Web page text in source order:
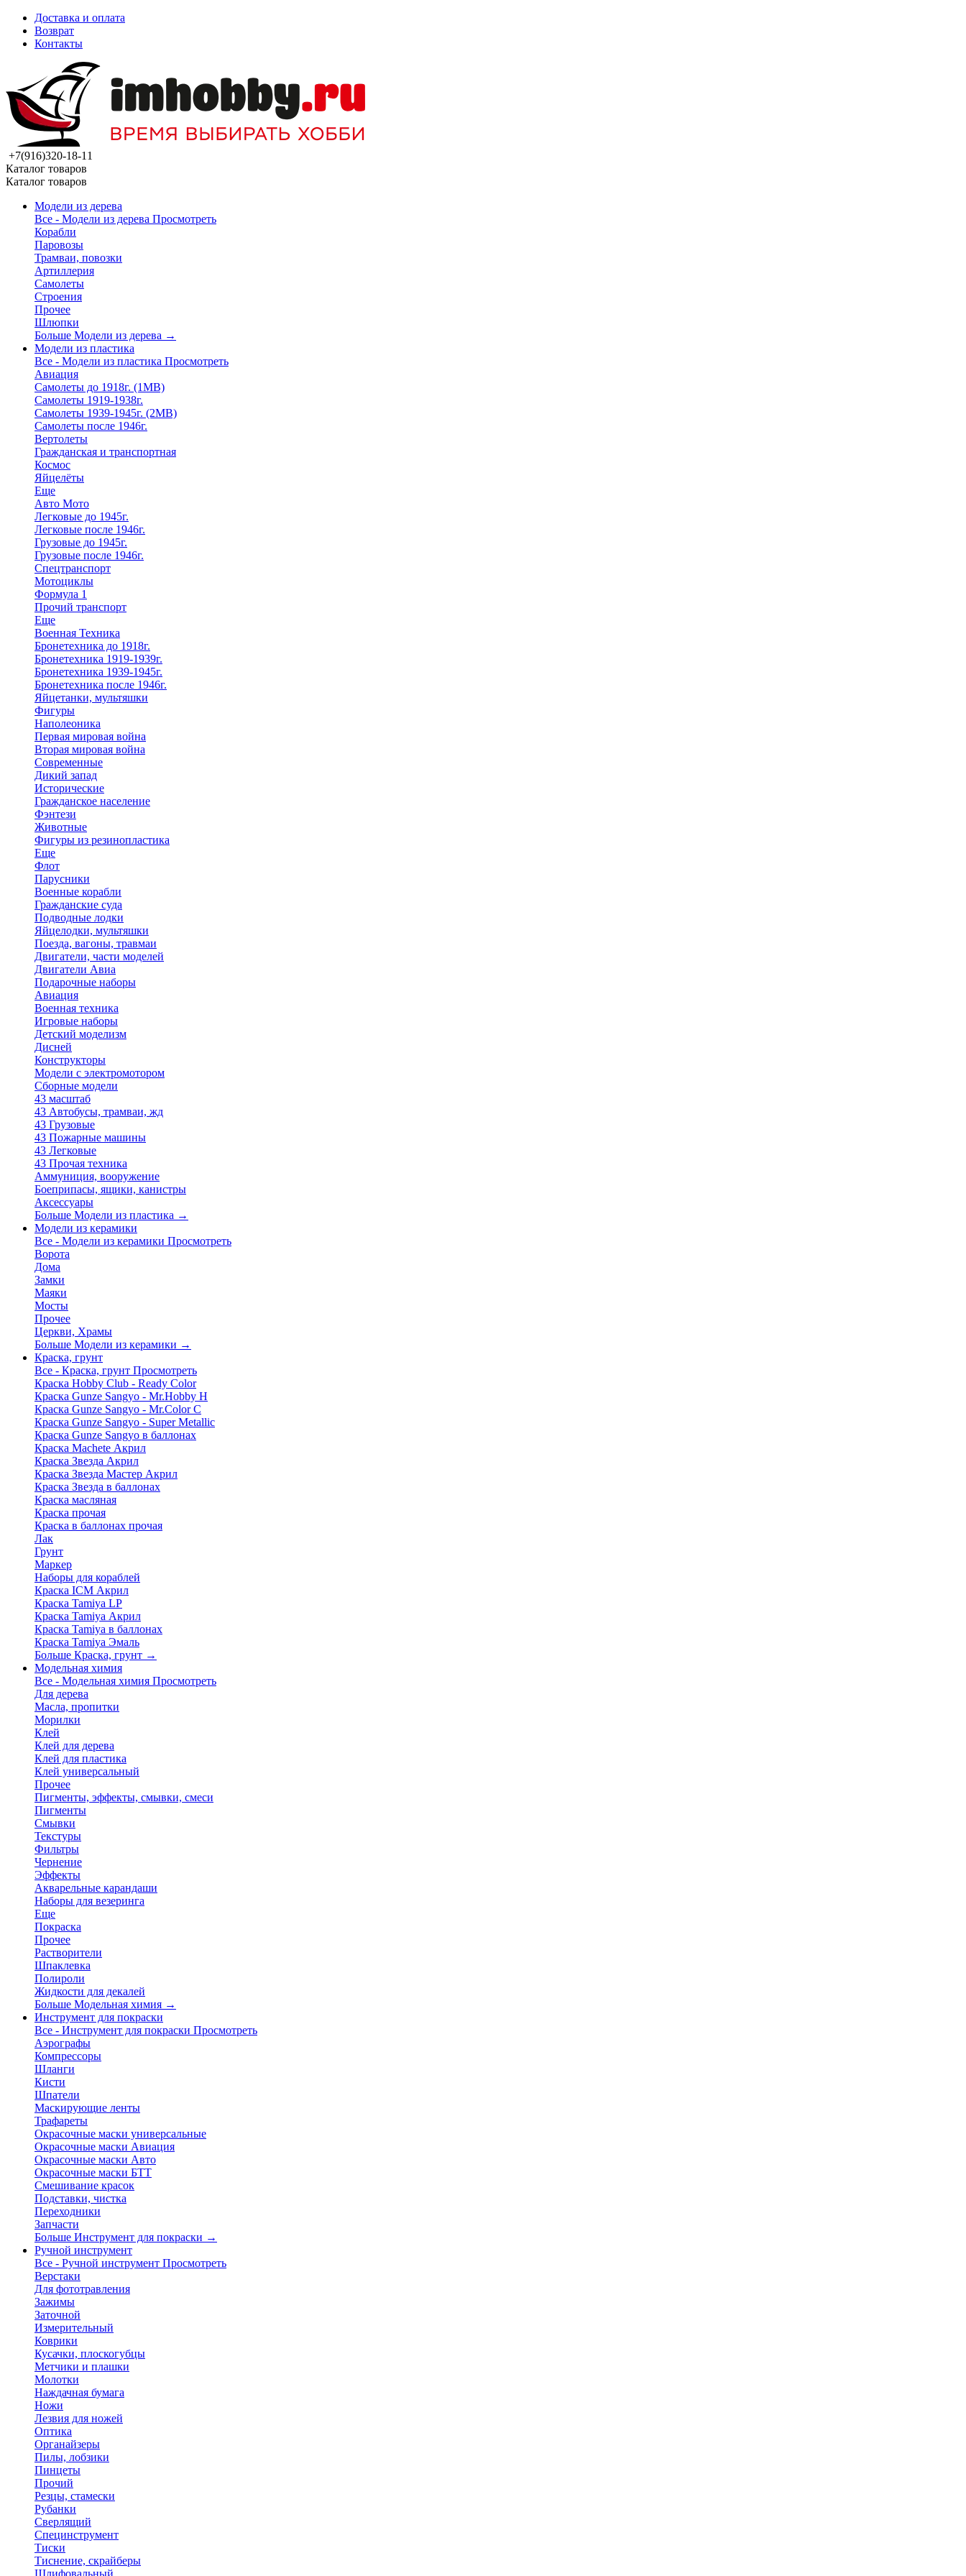
Доставка и оплата
Возврат
Контакты
+7(916)320-18-11
Каталог товаров
Каталог товаров
Модели из дерева
Все - Модели из дерева Просмотреть
Корабли
Паровозы
Трамваи, повозки
Артиллерия
Самолеты
Строения
Прочее
Шлюпки
Больше Модели из дерева →
Модели из пластика
Все - Модели из пластика Просмотреть
Авиация
Самолеты до 1918г. (1МВ)
Самолеты 1919-1938г.
Самолеты 1939-1945г. (2МВ)
Самолеты после 1946г.
Вертолеты
Гражданская и транспортная
Космос
Яйцелёты
Еще
Авто Мото
Легковые до 1945г.
Легковые после 1946г.
Грузовые до 1945г.
Грузовые после 1946г.
Спецтранспорт
Мотоциклы
Формула 1
Прочий транспорт
Еще
Военная Техника
Бронетехника до 1918г.
Бронетехника 1919-1939г.
Бронетехника 1939-1945г.
Бронетехника после 1946г.
Яйцетанки, мультяшки
Фигуры
Наполеоника
Первая мировая война
Вторая мировая война
Современные
Дикий запад
Исторические
Гражданское население
Фэнтези
Животные
Фигуры из резинопластика
Еще
Флот
Парусники
Военные корабли
Гражданские суда
Подводные лодки
Яйцелодки, мультяшки
Поезда, вагоны, травмаи
Двигатели, части моделей
Двигатели Авиа
Подарочные наборы
Авиация
Военная техника
Игровые наборы
Детский моделизм
Дисней
Конструкторы
Модели с электромотором
Сборные модели
43 масштаб
43 Автобусы, трамваи, жд
43 Грузовые
43 Пожарные машины
43 Легковые
43 Прочая техника
Аммуниция, вооружение
Боеприпасы, ящики, канистры
Аксессуары
Больше Модели из пластика →
Модели из керамики
Все - Модели из керамики Просмотреть
Ворота
Дома
Замки
Маяки
Мосты
Прочее
Церкви, Храмы
Больше Модели из керамики →
Краска, грунт
Все - Краска, грунт Просмотреть
Краска Hobby Club - Ready Color
Краска Gunze Sangyo - Mr.Hobby H
Краска Gunze Sangyo - Mr.Color C
Краска Gunze Sangyo - Super Metallic
Краска Gunze Sangyo в баллонах
Краска Machete Акрил
Краска Звезда Акрил
Краска Звезда Мастер Акрил
Краска Звезда в баллонах
Краска масляная
Краска прочая
Краска в баллонах прочая
Лак
Грунт
Маркер
Наборы для кораблей
Краска ICM Акрил
Краска Tamiya LP
Краска Tamiya Акрил
Краска Tamiya в баллонах
Краска Tamiya Эмаль
Больше Краска, грунт →
Модельная химия
Все - Модельная химия Просмотреть
Для дерева
Масла, пропитки
Морилки
Клей
Клей для дерева
Клей для пластика
Клей универсальный
Прочее
Пигменты, эффекты, смывки, смеси
Пигменты
Смывки
Текстуры
Фильтры
Чернение
Эффекты
Акварельные карандаши
Наборы для везеринга
Еще
Покраска
Прочее
Растворители
Шпаклевка
Полироли
Жидкости для декалей
Больше Модельная химия →
Инструмент для покраски
Все - Инструмент для покраски Просмотреть
Аэрографы
Компрессоры
Шланги
Кисти
Шпатели
Маскирующие ленты
Трафареты
Окрасочные маски универсальные
Окрасочные маски Авиация
Окрасочные маски Авто
Окрасочные маски БТТ
Смешивание красок
Подставки, чистка
Переходники
Запчасти
Больше Инструмент для покраски →
Ручной инструмент
Все - Ручной инструмент Просмотреть
Верстаки
Для фототравления
Зажимы
Заточной
Измерительный
Коврики
Кусачки, плоскогубцы
Метчики и плашки
Молотки
Наждачная бумага
Ножи
Лезвия для ножей
Оптика
Органайзеры
Пилы, лобзики
Пинцеты
Прочий
Резцы, стамески
Рубанки
Сверлящий
Специнструмент
Тиски
Тиснение, скрайберы
Шлифовальный